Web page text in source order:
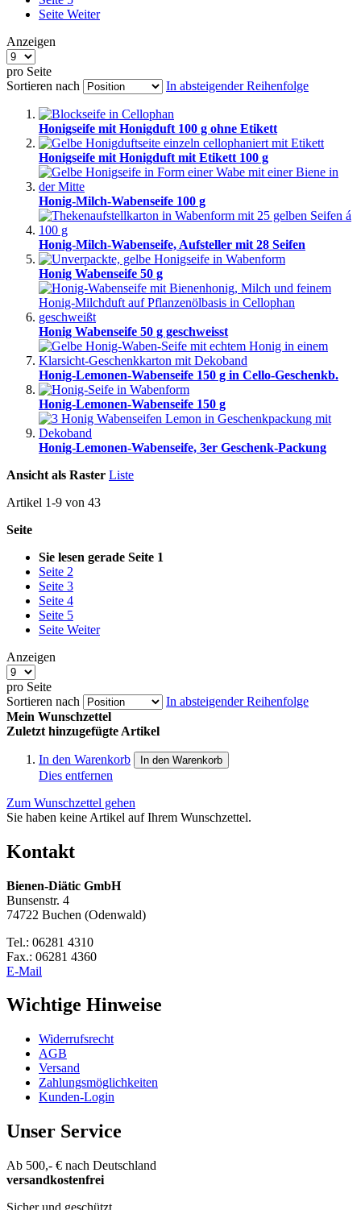
Seite Weiter
Anzeigen
pro Seite
Sortieren nach
In absteigender Reihenfolge
Honigseife mit Honigduft 100 g ohne Etikett
Honigseife mit Honigduft mit Etikett 100 g
Honig-Milch-Wabenseife 100 g
Honig-Milch-Wabenseife, Aufsteller mit 28 Seifen
Honig Wabenseife 50 g
Honig Wabenseife 50 g geschweisst
Honig-Lemonen-Wabenseife 150 g in Cello-Geschenkb.
Honig-Lemonen-Wabenseife 150 g
Honig-Lemonen-Wabenseife, 3er Geschenk-Packung
Ansicht als Raster Liste
Artikel 1-9 von 43
Seite
Sie lesen gerade Seite 1
Seite 2
Seite 3
Seite 4
Seite 5
Seite Weiter
Anzeigen
pro Seite
Sortieren nach
In absteigender Reihenfolge
Mein Wunschzettel
Zuletzt hinzugefügte Artikel
In den Warenkorb In den Warenkorb
Dies entfernen
Zum Wunschzettel gehen
Sie haben keine Artikel auf Ihrem Wunschzettel.
Kontakt
Bienen-Diätic GmbH
Bunsenstr. 4
74722 Buchen (Odenwald)
Tel.: 06281 4310
Fax.: 06281 4360
E-Mail
Wichtige Hinweise
Widerrufsrecht
AGB
Versand
Zahlungsmöglichkeiten
Kunden-Login
Unser Service
Ab 500,- € nach Deutschland
versandkostenfrei